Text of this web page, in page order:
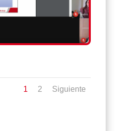
1 2 Siguiente